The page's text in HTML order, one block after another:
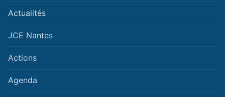
Actualités
JCE Nantes
Actions
Agenda